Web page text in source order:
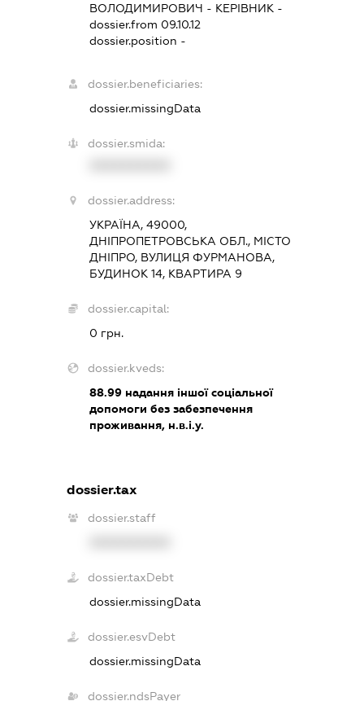
ВОЛОДИМИРОВИЧ - КЕРІВНИК -
dossier.from 09.10.12
dossier.position -
dossier.beneficiaries:
dossier.missingData
dossier.smida:
dossier.address:
УКРАЇНА, 49000,
ДНІПРОПЕТРОВСЬКА ОБЛ., МІСТО
ДНІПРО, ВУЛИЦЯ ФУРМАНОВА,
БУДИНОК 14, КВАРТИРА 9
dossier.capital:
0 грн.
dossier.kveds:
88.99 надання іншої соціальної
допомоги без забезпечення
проживання, н.в.і.у.
dossier.tax
dossier.staff
dossier.taxDebt
dossier.missingData
dossier.esvDebt
dossier.missingData
dossier.ndsPayer